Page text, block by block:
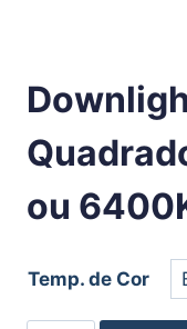
ou
Temp. de Cor